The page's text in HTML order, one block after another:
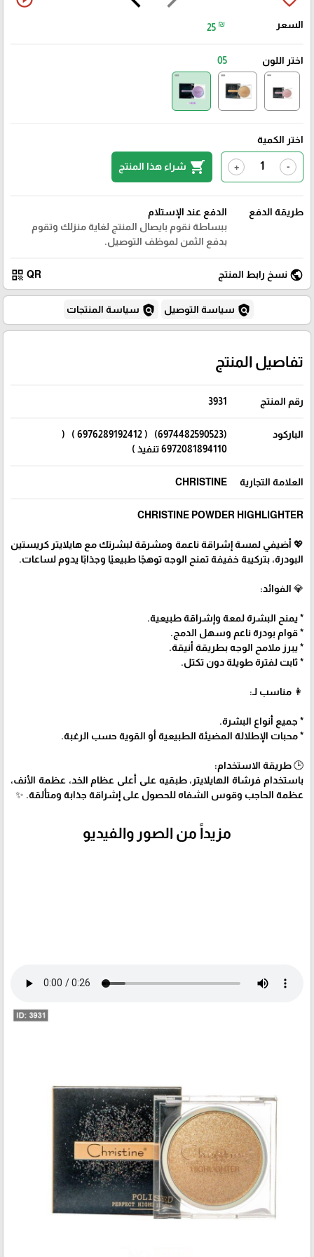
السعر 25 ₪
اختر اللون 05
اختر الكمية
-
+
shopping_cart شراء هذا المنتج
طريقة الدفع
الدفع عند الإستلام
ببساطة نقوم بايصال المنتج لغاية منزلك وتقوم
بدفع الثمن لموظف التوصيل.
public نسخ رابط المنتج QR
qr_code
policy سياسة التوصيل policy سياسة المنتجات
تفاصيل المنتج
رقم المنتج 3931
الباركود
(6974482590523) ( 6976289192412 ) (
6972081894110 تنفيذ )
العلامة التجارية CHRISTINE
CHRISTINE POWDER HIGHLIGHTER
💖 أضيفي لمسة إشراقة ناعمة ومشرقة لبشرتك مع هايلايتر كريستين
البودرة، بتركيبة خفيفة تمنح الوجه توهجًا طبيعيًا وجذابًا يدوم لساعات.
💎 الفوائد:
* يمنح البشرة لمعة وإشراقة طبيعية.
* قوام بودرة ناعم وسهل الدمج.
* يبرز ملامح الوجه بطريقة أنيقة.
* ثابت لفترة طويلة دون تكتل.
👩 مناسب لـ:
* جميع أنواع البشرة.
* محبات الإطلالة المضيئة الطبيعية أو القوية حسب الرغبة.
🕒 طريقة الاستخدام:
باستخدام فرشاة الهايلايتر، طبقيه على أعلى عظام الخد، عظمة الأنف،
عظمة الحاجب وقوس الشفاه للحصول على إشراقة جذابة ومتألقة. ✨
مزيداً من الصور والفيديو